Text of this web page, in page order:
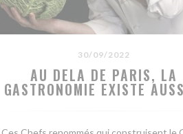
30/09/2022
AU DELA DE PARIS, LA
GASTRONOMIE EXISTE